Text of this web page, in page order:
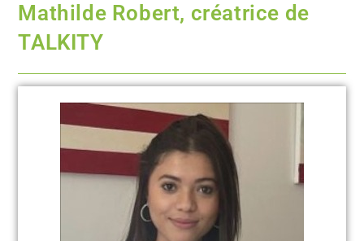
Mathilde Robert, créatrice de
TALKITY